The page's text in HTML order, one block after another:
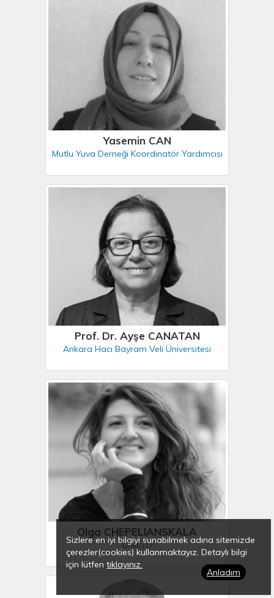
Yasemin CAN
Mutlu Yuva Derneği Koordinatör Yardımcısı
Prof. Dr. Ayşe CANATAN
Ankara Hacı Bayram Veli Üniversitesi
Olga CHEPELIANSKALA
UNICITI
Sizlere en iyi bilgiyi sunabilmek adına sitemizde
çerezler(cookies) kullanmaktayız. Detaylı bilgi
için lütfen tıklayınız.
Anladım